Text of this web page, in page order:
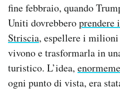
fine febbraio, quando
Uniti dovrebbero
Striscia, espellere i
vivono e trasformarla in
turistico. L’idea,
ogni punto di vista, era